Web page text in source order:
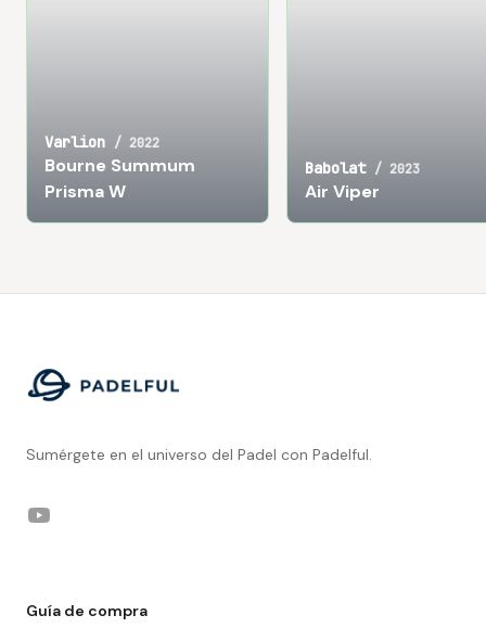
Varlion / 2022
Bourne Summum
Prisma W
Babolat / 2023
Air Viper
Sumérgete en el universo del Padel con Padelful.
YouTube
Guía de compra